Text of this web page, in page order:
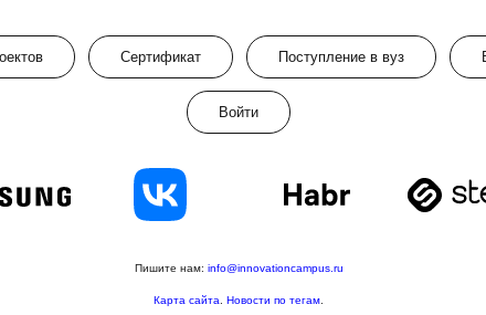
Сертификат Поступление в вуз
Войти
Пишите нам: info@innovationcampus.ru
Карта сайта Новости по тегам